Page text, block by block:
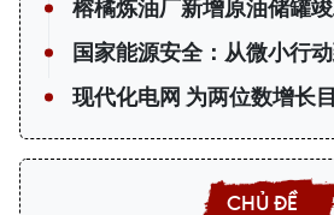
榕橘炼油厂新增原油储罐
国家能源安全：从微小行
现代化电网 为两位数增长